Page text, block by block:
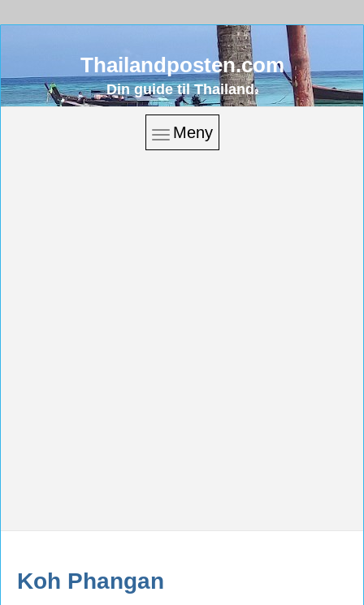
Thailandposten.com
Din guide til Thailand.
Meny
Koh Phangan